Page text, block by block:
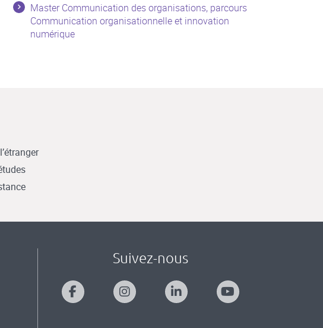
Master Communication des organisations, parcours
Communication organisationnelle et innovation
numérique
Suivez-nous